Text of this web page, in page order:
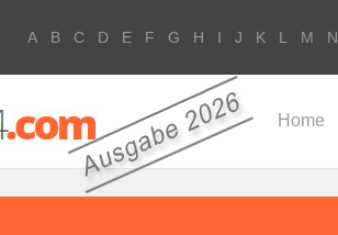
A B C D E F G H I J K L M N
Home